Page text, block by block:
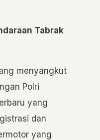
Tabrak
menyangkut
Polri
yang
dan
yang